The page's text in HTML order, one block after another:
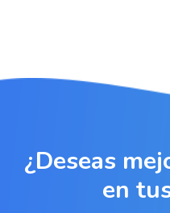
¿Deseas
en